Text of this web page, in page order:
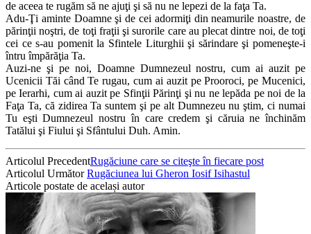
de aceea te rugăm să ne ajuţi şi să nu ne lepezi de la faţa Ta.
Adu-Ţi aminte Doamne şi de cei adormiţi din neamurile noastre, de
părinţii noştri, de toţi fraţii şi surorile care au plecat dintre noi, de toţi
cei ce s-au pomenit la Sfintele Liturghii şi sărindare şi pomeneşte-i
întru împărăţia Ta.
Auzi-ne şi pe noi, Doamne Dumnezeul nostru, cum ai auzit pe
Ucenicii Tăi când Te rugau, cum ai auzit pe Prooroci, pe Mucenici,
pe Ierarhi, cum ai auzit pe Sfinţii Părinţi şi nu ne lepăda pe noi de la
Faţa Ta, că zidirea Ta suntem şi pe alt Dumnezeu nu ştim, ci numai
Tu eşti Dumnezeul nostru în care credem şi căruia ne închinăm
Tatălui şi Fiului şi Sfântului Duh. Amin.
Articolul PrecedentRugăciune care se citeşte în fiecare post
Articolul UrmătorRugăciunea lui Gheron Iosif Isihastul
Articole postate de același autor